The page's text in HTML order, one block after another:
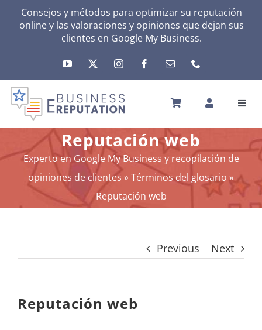
Consejos y métodos para optimizar su reputación
online y las valoraciones y opiniones que dejan sus
clientes en Google My Business.
INICIO
REPUTACIÓN
TU ACTIVIDAD
EL MÉTODO
HERRAMIENTAS
mon compte
Reputación web
Experto en Google My Business y recopilación de
opiniones de clientes »Términos del glosario »
Reputación web
Previous Next
Reputación web